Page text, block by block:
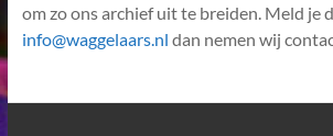
om zo ons archief uit te breiden. Meld je
info@waggelaars.nl dan nemen wij